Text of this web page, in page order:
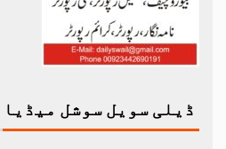
ڈیلی سویل سوشل میڈیا